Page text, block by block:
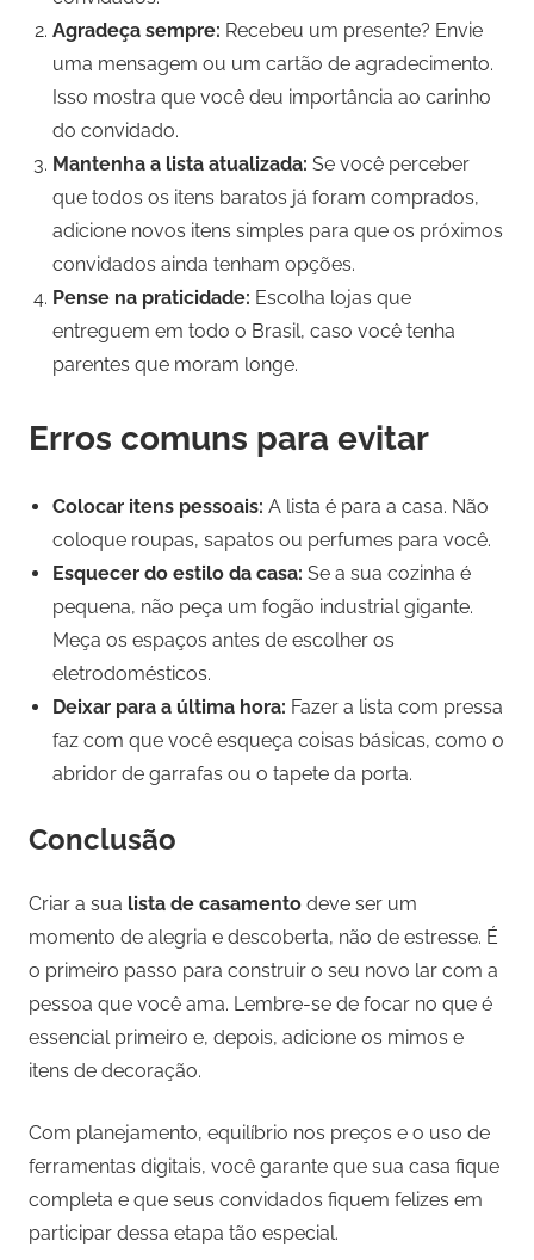
Agradeça sempre: Recebeu um presente? Envie
uma mensagem ou um cartão de agradecimento.
Isso mostra que você deu importância ao carinho
do convidado.
Mantenha a lista atualizada: Se você perceber
que todos os itens baratos já foram comprados,
adicione novos itens simples para que os próximos
convidados ainda tenham opções.
Pense na praticidade: Escolha lojas que
entreguem em todo o Brasil, caso você tenha
parentes que moram longe.
Erros comuns para evitar
Colocar itens pessoais: A lista é para a casa. Não
coloque roupas, sapatos ou perfumes para você.
Esquecer do estilo da casa: Se a sua cozinha é
pequena, não peça um fogão industrial gigante.
Meça os espaços antes de escolher os
eletrodomésticos.
Deixar para a última hora: Fazer a lista com pressa
faz com que você esqueça coisas básicas, como o
abridor de garrafas ou o tapete da porta.
Conclusão
Criar a sua lista de casamento deve ser um
momento de alegria e descoberta, não de estresse. É
o primeiro passo para construir o seu novo lar com a
pessoa que você ama. Lembre-se de focar no que é
essencial primeiro e, depois, adicione os mimos e
itens de decoração.
Com planejamento, equilíbrio nos preços e o uso de
ferramentas digitais, você garante que sua casa fique
completa e que seus convidados fiquem felizes em
participar dessa etapa tão especial.